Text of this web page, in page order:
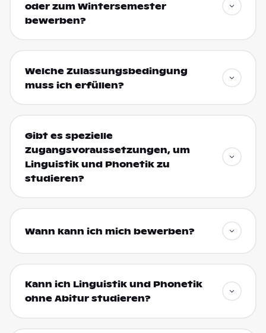
oder zum Wintersemester
bewerben?
Welche Zulassungsbedingung
muss ich erfüllen?
Gibt es spezielle
Zugangsvoraussetzungen, um
Linguistik und Phonetik zu
studieren?
Wann kann ich mich bewerben?
Kann ich Linguistik und Phonetik
ohne Abitur studieren?